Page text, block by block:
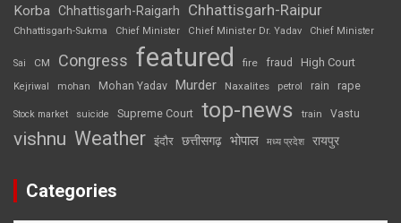
Korba Chhattisgarh-Raigarh Chhattisgarh-Raipur
Chhattisgarh-Sukma Chief Minister Chief Minister Dr. Yadav Chief Minister
Sai CM Congress featured fire fraud High Court
Kejriwal mohan Mohan Yadav Murder Naxalites petrol rain rape
Stock market suicide Supreme Court top-news train Vastu
vishnu Weather इंदौर छत्तीसगढ़ भोपाल मध्य प्रदेश रायपुर
Categories